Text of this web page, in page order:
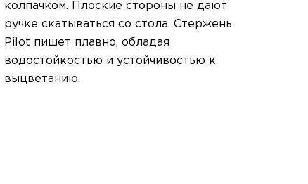
колпачком. Плоские стороны не дают
ручке скатываться со стола. Стержень
Pilot пишет плавно, обладая
водостойкостью и устойчивостью к
выцветанию.